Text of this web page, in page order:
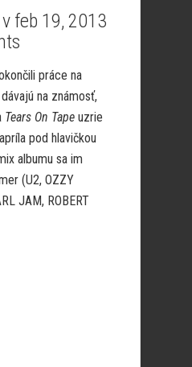
feb 19, 2013
práce na
na známosť,
Tears On Tape uzrie
pod hlavičkou
albumu sa im
(U2, OZZY
JAM, ROBERT